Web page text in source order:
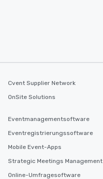
Cvent Supplier Network
OnSite Solutions
Eventmanagementsoftware
Eventregistrierungssoftware
Mobile Event-Apps
Strategic Meetings Management
Online-Umfragesoftware